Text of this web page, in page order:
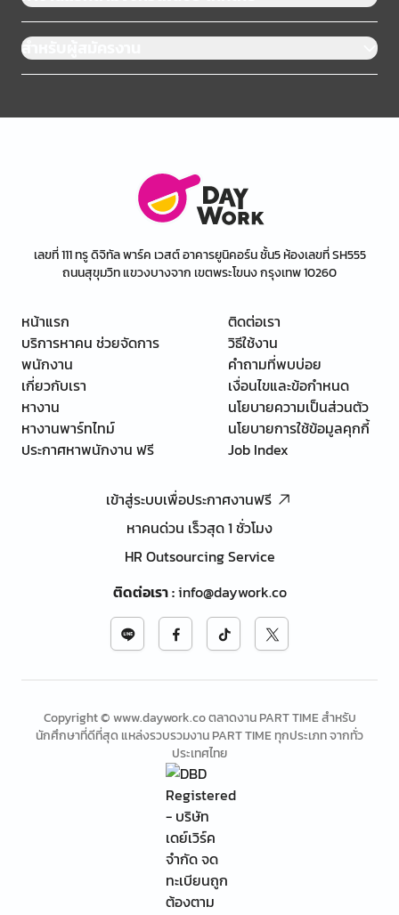
สำหรับผู้สมัครงาน
เลขที่ 111 ทรู ดิจิทัล พาร์ค เวสต์ อาคารยูนิคอร์น ชั้น5 ห้องเลขที่ SH555
ถนนสุขุมวิท แขวงบางจาก เขตพระโขนง กรุงเทพ 10260
หน้าแรก
บริการหาคน ช่วยจัดการ
พนักงาน
เกี่ยวกับเรา
หางาน
หางานพาร์ทไทม์
ประกาศหาพนักงาน ฟรี
ติดต่อเรา
วิธีใช้งาน
คำถามที่พบบ่อย
เงื่อนไขและข้อกำหนด
นโยบายความเป็นส่วนตัว
นโยบายการใช้ข้อมูลคุกกี้
Job Index
เข้าสู่ระบบเพื่อประกาศงานฟรี
หาคนด่วน เร็วสุด 1 ชั่วโมง
HR Outsourcing Service
ติดต่อเรา:info@daywork.co
Copyright © www.daywork.co ตลาดงาน PART TIME สำหรับ
นักศึกษาที่ดีที่สุด แหล่งรวบรวมงาน PART TIME ทุกประเภท จากทั่ว
ประเทศไทย